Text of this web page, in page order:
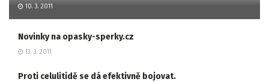
10. 3. 2011
Novinky na opasky-sperky.cz
13. 3. 2011
Proti celulitidě se dá efektivně bojovat.